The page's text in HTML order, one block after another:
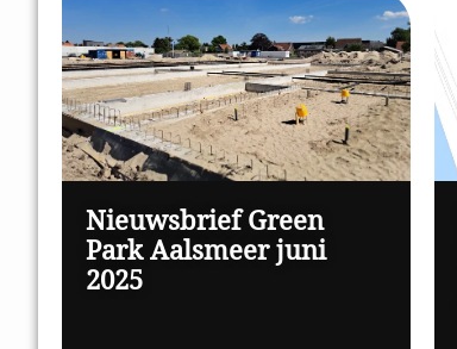
Nieuwsbrief Green
Park Aalsmeer juni
2025